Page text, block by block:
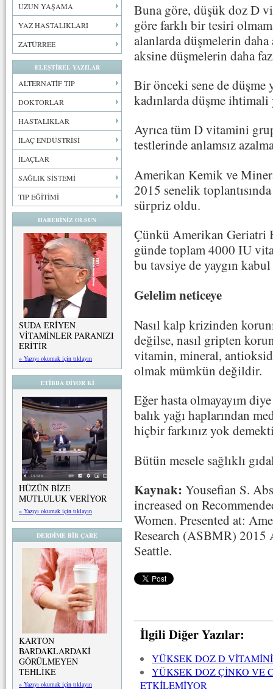
UZUN YAŞAMA
YAZ HASTALIKLARI
ZATÜRREE
ELEŞTİREL YAZILAR
ALTERNATİF TIP
DOKTORLAR
HASTALIKLAR
İLAÇ ENDÜSTRİSİ
İLAÇLAR
SAĞLIK SİSTEMİ
TIP EĞİTİMİ
HABERİNİZ OLSUN
SUDA ERİYEN
VİTAMİNLER PARANIZI
ERİTİR
» Yazıyı okumak için tıklayın
ETİBBA DİYOR Kİ
HÜZÜN BİZE
MUTLULUK VERİYOR
» Yazıyı okumak için tıklayın
DERDİME BİR ÇARE
KARTON
BARDAKLARDAKİ
GÖRÜLMEYEN
TEHLİKE
» Yazıyı okumak için tıklayın
Buna göre, düşük doz D
göre farklı bir tesiri
alanlarda düşmelerin
aksine düşmelerin daha
Bir önceki sene de
kadınlarda düşme
Ayrıca tüm D vitamini
testlerinde anlamsız
Amerikan Kemik ve
2015 senelik
sürpriz oldu.
Çünkü Amerikan Geriatri
günde toplam 4000 IU
bu tavsiye de yaygın
Gelelim neticeye
Nasıl kalp krizinden
değilse, nasıl gripten
vitamin, mineral,
olmak mümkün değildir.
Eğer hasta olmayayım
balık yağı haplarından
hiçbir farkınız yok
Bütün mesele sağlıklı
Kaynak: Yousefian S.
increased on
Women. Presented at:
Research (ASBMR)
Seattle.
İlgili Diğer Yazılar:
YÜKSEK DOZ D
YÜKSEK DOZ ÇİNKO VE
ETKİLEMİYOR